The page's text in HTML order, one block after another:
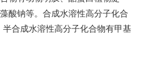
酸钠等。合成水溶性高分子化合
合成水溶性高分子化合物有甲基